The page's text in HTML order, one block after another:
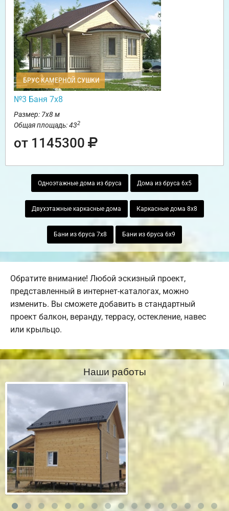
БРУС КАМЕРНОЙ СУШКИ
№3 Баня 7х8
Размер: 7х8 м
Общая площадь: 432
от 1145300
Одноэтажные дома из бруса Дома из бруса 6х5
Двухэтажные каркасные дома Каркасные дома 8х8
Бани из бруса 7х8 Бани из бруса 6х9
Обратите внимание! Любой эскизный проект,
представленный в интернет-каталогах, можно
изменить. Вы сможете добавить в стандартный
проект балкон, веранду, террасу, остекление, навес
или крыльцо.
Наши работы